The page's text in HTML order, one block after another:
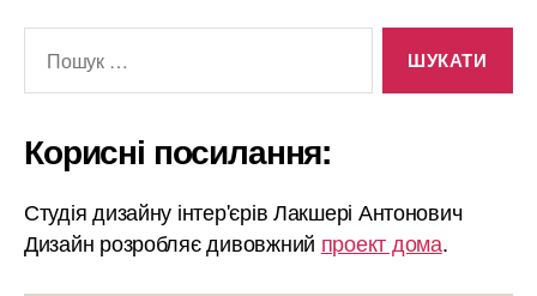
Корисні посилання:
Студія дизайну інтер'єрів Лакшері Антонович
Дизайн розробляє дивовжний проект дома.